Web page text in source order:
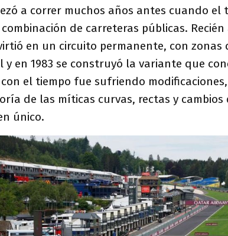
a correr muchos años antes cuando el
de carreteras públicas. Recién
en un circuito permanente, con zonas
y en 1983 se construyó la variante que
el tiempo fue sufriendo
de las míticas curvas, rectas y
único.